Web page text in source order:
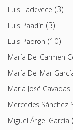
Luis Ladevece (3)
Luis Paadín (3)
Luis Padron (10)
María Del Carmen
María Del Mar
Maria José Cavadas
Mercedes Sánchez
Miguel Ángel García